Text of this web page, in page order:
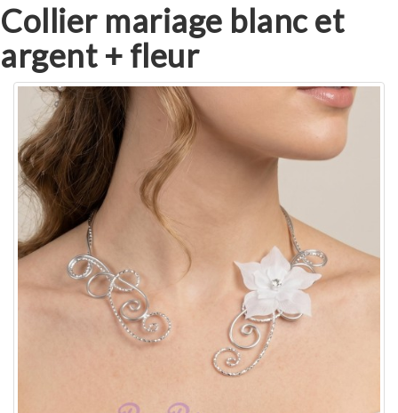
Collier mariage blanc et
argent + fleur